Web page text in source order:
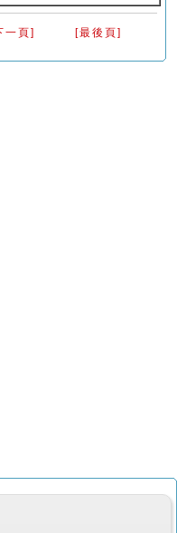
一頁] [最後頁]